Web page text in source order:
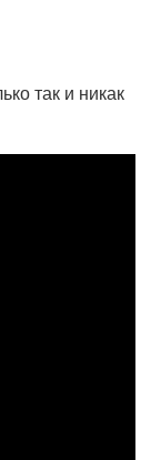
так и никак